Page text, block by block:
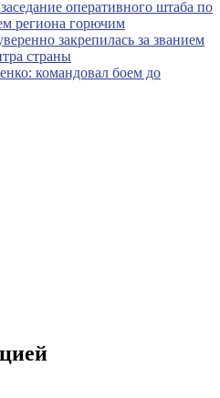
оперативного штаба по
региона горючим
закрепилась за званием
страны
командовал боем до